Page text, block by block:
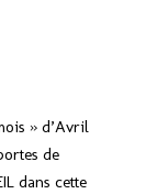
» d’Avril
de
dans cette